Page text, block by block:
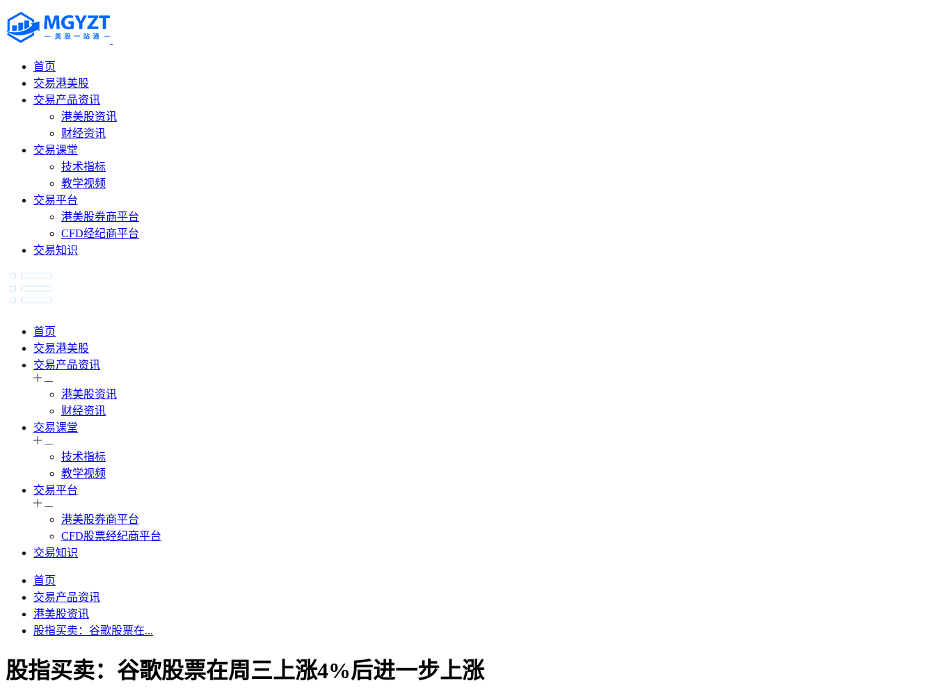
首页
交易港美股
交易产品资讯
港美股资讯
财经资讯
交易课堂
技术指标
教学视频
交易平台
港美股券商平台
CFD经纪商平台
交易知识
首页
交易港美股
交易产品资讯
港美股资讯
财经资讯
交易课堂
技术指标
教学视频
交易平台
港美股券商平台
CFD股票经纪商平台
交易知识
首页
交易产品资讯
港美股资讯
股指买卖：谷歌股票在...
股指买卖：谷歌股票在周三上涨4%后进一步上涨